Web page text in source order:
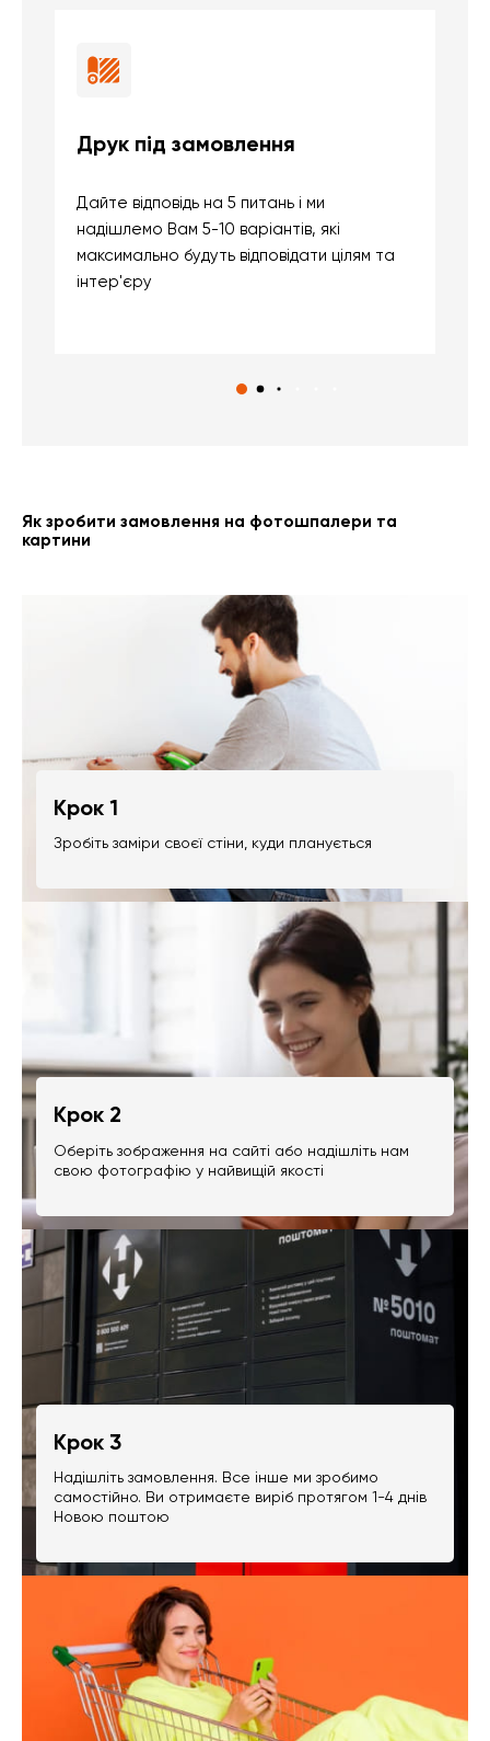
Друк під замовлення
Дайте відповідь на 5 питань і ми
надішлемо Вам 5-10 варіантів, які
максимально будуть відповідати цілям та
інтер'єру
Як зробити замовлення на фотошпалери та
картини
Крок 1
Зробіть заміри своєї стіни, куди планується
Крок 2
Оберіть зображення на сайті або надішліть нам
свою фотографію у найвищій якості
Крок 3
Надішліть замовлення. Все інше ми зробимо
самостійно. Ви отримаєте виріб протягом 1-4 днів
Новою поштою